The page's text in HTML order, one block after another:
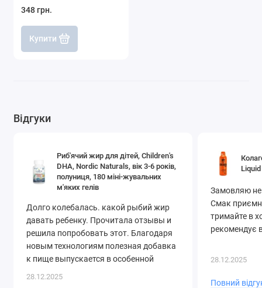
348 грн.
Купити
Відгуки
Риб'ячий жир для дітей, Children's
DHA, Nordic Naturals, вік 3-6 років,
полуниця, 180 міні-жувальних
м'яких гелів
Долго колебалась. какой рыбий жир
давать ребенку. Прочитала отзывы и
решила попробовать этот. Благодаря
новым технологиям полезная добавка
к пище выпускается в особенной
28.12.2025
Замовляю
Смак
тримайте в
рекомендує
28.12.2025
Повний